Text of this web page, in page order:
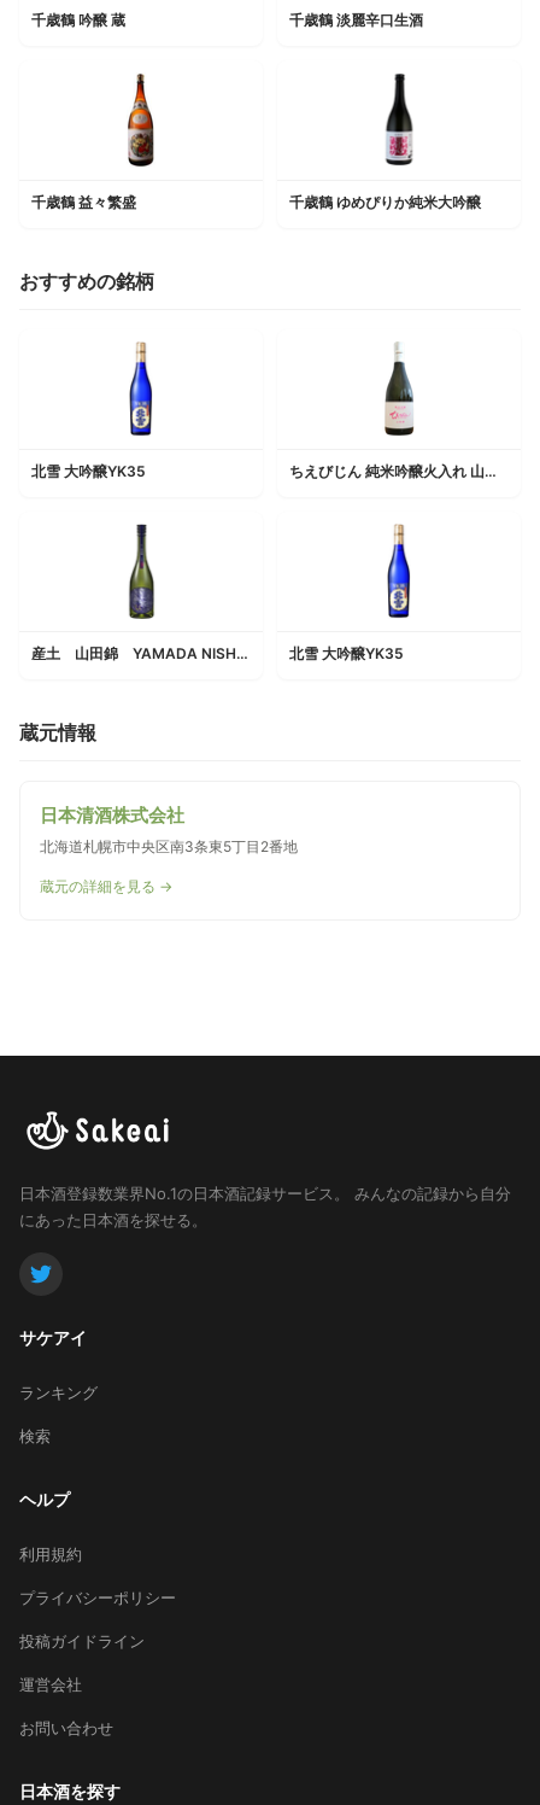
千歳鶴 吟醸 蔵 千歳鶴 淡麗辛口生酒
千歳鶴 益々繁盛 千歳鶴 ゆめぴりか純米大吟醸
おすすめの銘柄
北雪 大吟醸YK35 ちえびじん 純米吟醸火入れ 山田錦
産土 山田錦 YAMADA NISHIKI 北雪 大吟醸YK35
蔵元情報
日本清酒株式会社
北海道札幌市中央区南3条東5丁目2番地
蔵元の詳細を見る →
日本酒登録数業界No.1の日本酒記録サービス。
みんなの記録から自分
にあった日本酒を探せる。
サケアイ
ランキング
検索
ヘルプ
利用規約
プライバシーポリシー
投稿ガイドライン
運営会社
お問い合わせ
日本酒を探す